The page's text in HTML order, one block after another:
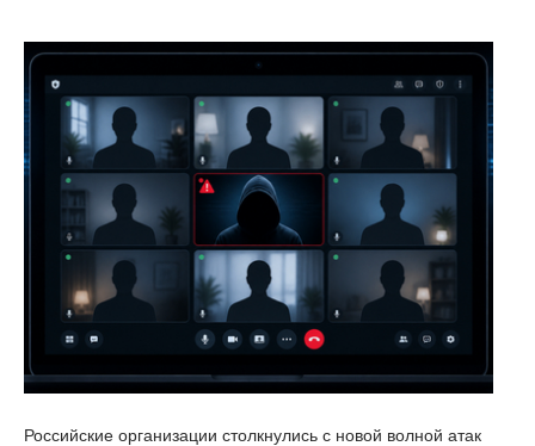
Российские организации столкнулись с новой волной атак